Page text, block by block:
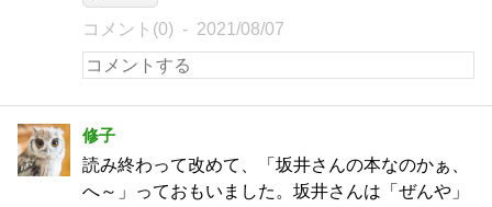
コメント(0) 2021/08/07
修子
読み終わって改めて、「坂井さんの本なのかぁ、
へ～」っておもいました。坂井さんは「ぜんや」